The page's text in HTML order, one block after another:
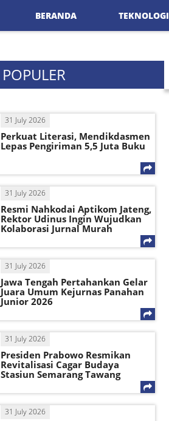
BERANDA TEKNOLOGI
POPULER
31 July 2026
Perkuat Literasi, Mendikdasmen
Lepas Pengiriman 5,5 Juta Buku
31 July 2026
Resmi Nahkodai Aptikom Jateng,
Rektor Udinus Ingin Wujudkan
Kolaborasi Jurnal Murah
31 July 2026
Jawa Tengah Pertahankan Gelar
Juara Umum Kejurnas Panahan
Junior 2026
31 July 2026
Presiden Prabowo Resmikan
Revitalisasi Cagar Budaya
Stasiun Semarang Tawang
31 July 2026